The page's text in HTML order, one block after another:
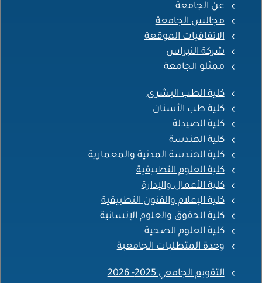
عن الجامعة
مجالس الجامعة
الاتفاقيات الموقعة
شركة النبراس
ممثلو الجامعة
كلية الطب البشري
كلية طب الأسنان
كلية الصيدلة
كلية الهندسة
كلية الهندسة المدنية والمعمارية
كلية العلوم التطبيقية
كلية الأعمال والإدارة
كلية الإعلام والفنون التطبيقية
كلية الحقوق والعلوم الإنسانية
كلية العلوم الصحية
وحدة المتطلبات الجامعية
التقويم الجامعي 2025- 2026